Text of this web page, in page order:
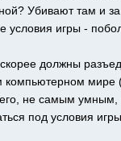
Убивают там и
условия игры -
должны
мире
не самым
под условия игры